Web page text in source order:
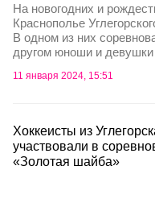
На новогодних и
Краснополье
В одном из них
другом юноши и девушки
11 января 2024, 15:51
Хоккеисты из
участвовали в
«Золотая шайба»